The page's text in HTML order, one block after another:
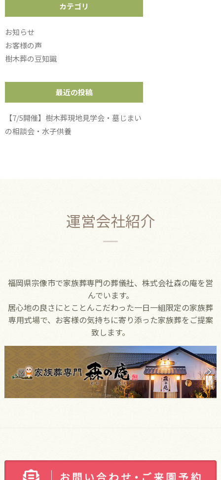
カテゴリ
お知らせ
お客様の声
樹木葬の豆知識
最近の投稿
【7/5開催】樹木葬現地見学会・墓じまい
の相談会・水子供養
運営会社紹介
福岡県宗像市で家族葬専門の葬儀社、株式会社森の庵を営
んでいます。
居心地の良さにとことんこだわった一日一組限定の家族葬
専用式場で、お客様の気持ちに寄り添った家族葬をご提案
致します。